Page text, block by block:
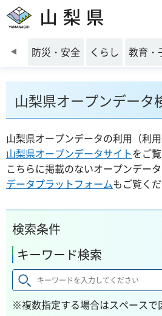
山梨県
前のスライドを表示
防災・安全 くらし 教育・
山梨県オープンデータ
山梨県オープンデータの利用（利
山梨県オープンデータサイトをご
こちらに掲載のないオープンデータ
データプラットフォームもご覧くだ
検索条件
キーワード検索
※複数指定する場合はスペースで